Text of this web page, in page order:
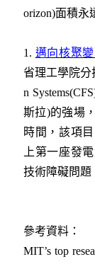
orizon)面積永
1. 邁向核聚
省理工學院分
n
斯拉)的強場
時間，該項
上第一座發
技術障礙問題
參考資料：
MIT’s top